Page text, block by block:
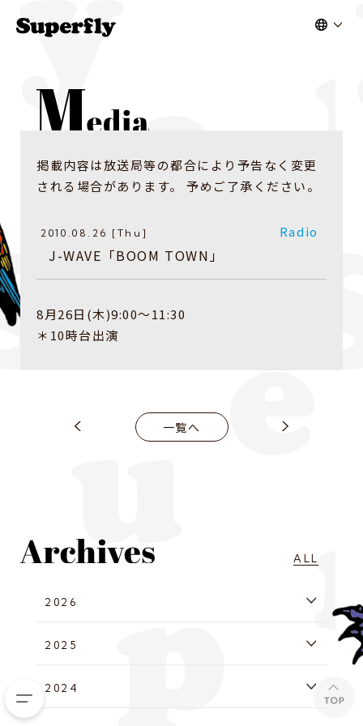
掲載内容は放送局等の都合により予告なく変更
される場合があります。 予めご了承ください。
2010.08.26 [Thu] Radio
J-WAVE「BOOM TOWN」
8月26日(木)9:00〜11:30
＊10時台出演
一覧へ
ALL
2026
2025
2024